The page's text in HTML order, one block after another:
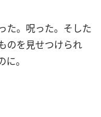
た。呪った。そした
のを見せつけられ
。